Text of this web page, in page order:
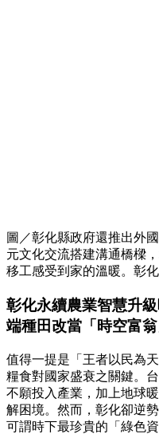
圖／彰化縣政府還推出外
元文化交流搭建溝通橋樑
移工感受到家的溫暖。彰化
彰化永續農業智慧升
端種田改當「時空富翁
值得一提是「王者以民為
糧食對國家盛衰之關鍵。
不願投入產業，加上地球
解困境。然而，彰化卻逆
可謂時下最珍貴的「綠色資